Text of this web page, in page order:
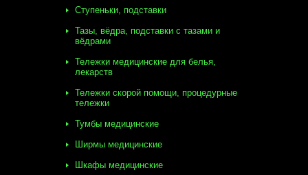
Ступеньки, подставки
Тазы, вёдра, подставки с тазами и
вёдрами
Тележки медицинские для белья,
лекарств
Тележки скорой помощи, процедурные
тележки
Тумбы медицинские
Ширмы медицинские
Шкафы медицинские